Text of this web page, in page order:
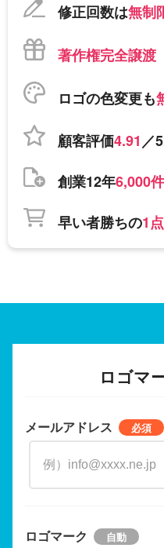
修正回数は無制
著作権完全譲渡
ロゴの色変更も
顧客評価4.91／5
創業12年6,000
早い者勝ちの1
ロゴマ
メールアドレス
ロゴマーク